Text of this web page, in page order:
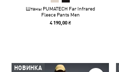
Штаны PUMATECH Far Infrared
Fleece Pants Men
4 190,00 ₴
НОВИНКА